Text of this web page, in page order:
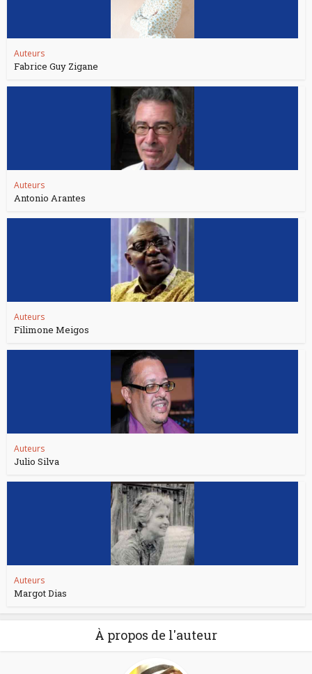
Auteurs
Fabrice Guy Zigane
Auteurs
Antonio Arantes
Auteurs
Filimone Meigos
Auteurs
Julio Silva
Auteurs
Margot Dias
À propos de l'auteur